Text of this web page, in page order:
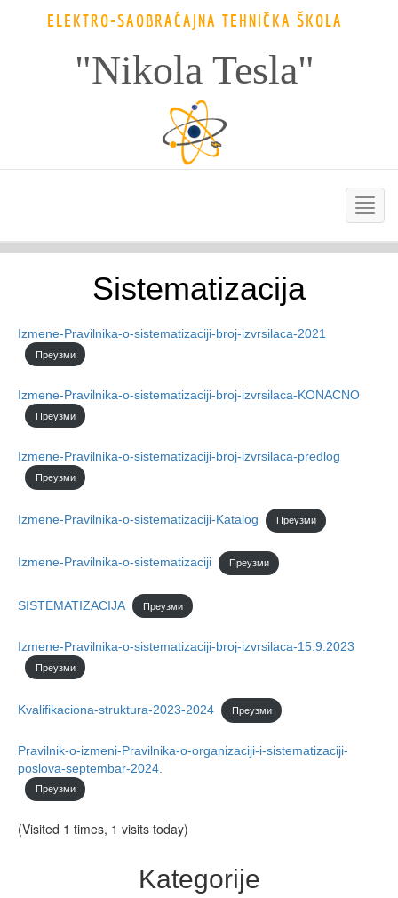
ELEKTRO-SAOBRAĆAJNA TEHNIČKA ŠKOLA
"Nikola Tesla"
Sistematizacija
Izmene-Pravilnika-o-sistematizaciji-broj-izvrsilaca-2021
Преузми
Izmene-Pravilnika-o-sistematizaciji-broj-izvrsilaca-KONACNO
Преузми
Izmene-Pravilnika-o-sistematizaciji-broj-izvrsilaca-predlog
Преузми
Izmene-Pravilnika-o-sistematizaciji-Katalog Преузми
Izmene-Pravilnika-o-sistematizaciji Преузми
SISTEMATIZACIJA Преузми
Izmene-Pravilnika-o-sistematizaciji-broj-izvrsilaca-15.9.2023
Преузми
Kvalifikaciona-struktura-2023-2024 Преузми
Pravilnik-o-izmeni-Pravilnika-o-organizaciji-i-sistematizaciji-
poslova-septembar-2024.
Преузми
(Visited 1 times, 1 visits today)
Kategorije